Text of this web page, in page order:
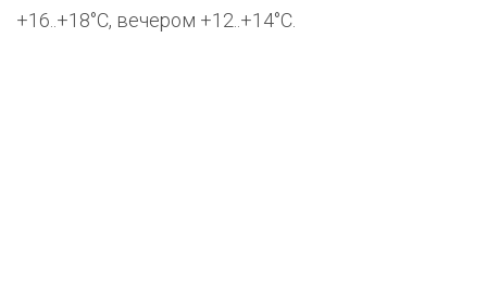
+16..+18°С, вечером +12..+14°С.